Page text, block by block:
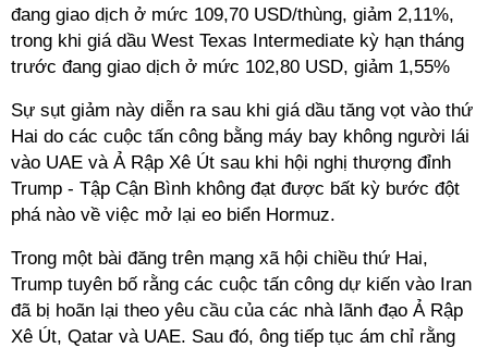
đang giao dịch ở mức 109,70 USD/thùng, giảm 2,11%,
trong khi giá dầu West Texas Intermediate kỳ hạn tháng
trước đang giao dịch ở mức 102,80 USD, giảm 1,55%
Sự sụt giảm này diễn ra sau khi giá dầu tăng vọt vào thứ
Hai do các cuộc tấn công bằng máy bay không người lái
vào UAE và Ả Rập Xê Út sau khi hội nghị thượng đỉnh
Trump - Tập Cận Bình không đạt được bất kỳ bước đột
phá nào về việc mở lại eo biển Hormuz.
Trong một bài đăng trên mạng xã hội chiều thứ Hai,
Trump tuyên bố rằng các cuộc tấn công dự kiến ​​vào Iran
đã bị hoãn lại theo yêu cầu của các nhà lãnh đạo Ả Rập
Xê Út, Qatar và UAE. Sau đó, ông tiếp tục ám chỉ rằng